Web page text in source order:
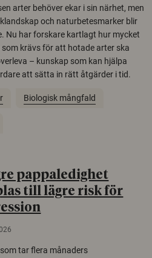
arter behöver ekar i sin närhet, men
och naturbetesmarker blir
Nu har forskare kartlagt hur mycket
som krävs för att hotade arter ska
– kunskap som kan hjälpa
att sätta in rätt åtgärder i tid.
Biologisk mångfald
pappaledighet
till lägre risk för
tar flera månaders